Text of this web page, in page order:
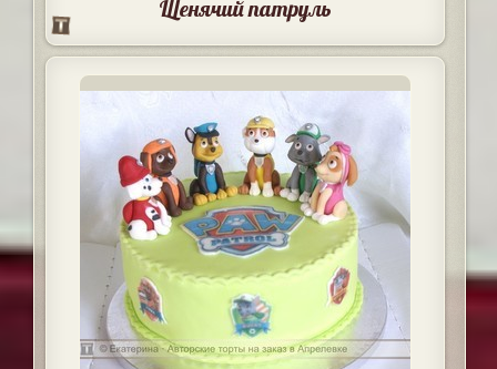
Щенячий патруль